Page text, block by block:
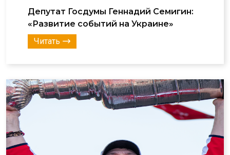
Депутат Госдумы Геннадий Семигин:
«Развитие событий на Украине»
Читать